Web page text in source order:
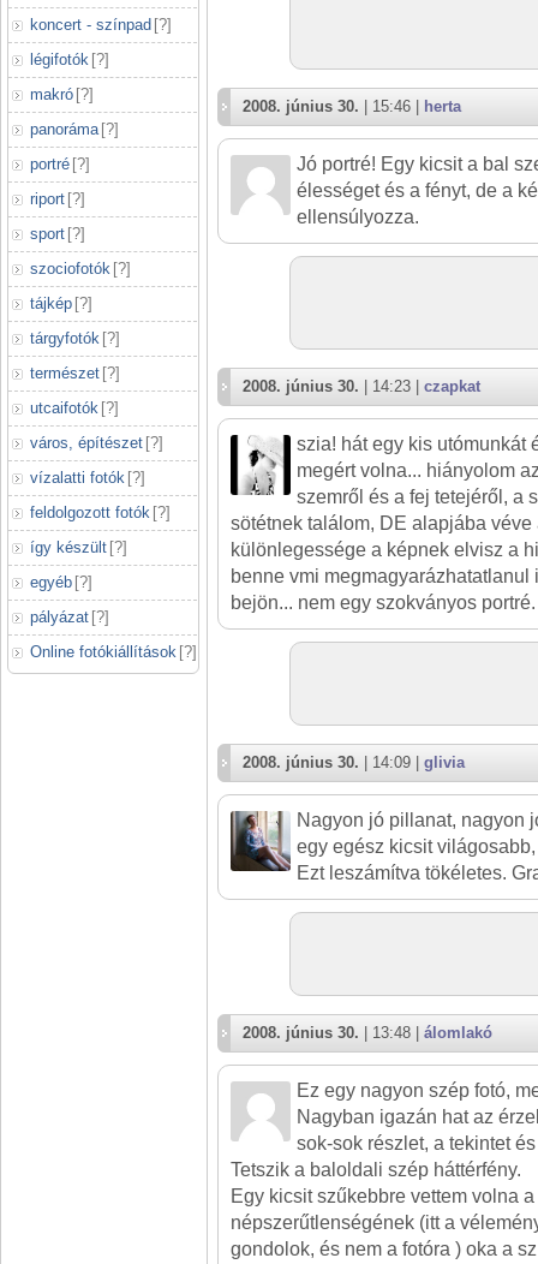
koncert - színpad [?]
légifotók [?]
makró [?]
panoráma [?]
portré [?]
riport [?]
sport [?]
szociofotók [?]
tájkép [?]
tárgyfotók [?]
természet [?]
utcaifotók [?]
város, építészet [?]
vízalatti fotók [?]
feldolgozott fotók [?]
így készült [?]
egyéb [?]
pályázat [?]
Online fotókiállítások [?]
2008. június 30. | 15:46 | herta
Jó portré! Egy kicsit a bal
élességet és a fényt, de a
ellensúlyozza.
2008. június 30. | 14:23 | czapkat
szia! hát egy kis utómunkát
megért volna... hiányolom
szemről és a fej tetejéről, a
sötétnek találom, DE alapjába véve
különlegessége a képnek elvisz a
benne vmi megmagyarázhatatlanul
bejön... nem egy szokványos
2008. június 30. | 14:09 | glivia
Nagyon jó pillanat, nagyon
egy egész kicsit
Ezt leszámítva tökéletes.
2008. június 30. | 13:48 | álomlakó
Ez egy nagyon szép fotó,
Nagyban igazán hat az
sok-sok részlet, a tekintet
Tetszik a baloldali szép háttérfény.
Egy kicsit szűkebbre vettem volna
népszerűtlenségének (itt a
gondolok, és nem a fotóra ) oka a